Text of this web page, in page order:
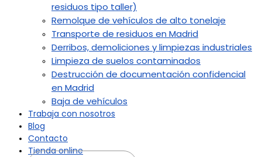
residuos tipo taller)
Remolque de vehículos de alto tonelaje
Transporte de residuos en Madrid
Derribos, demoliciones y limpiezas industriales
Limpieza de suelos contaminados
Destrucción de documentación confidencial
en Madrid
Baja de vehículos
Trabaja con nosotros
Blog
Contacto
Tienda online